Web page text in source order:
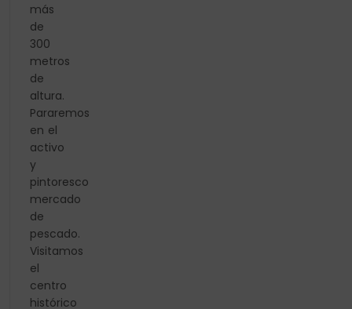
más
de
300
metros
de
altura.
Pararemos
en el
activo
y
pintoresco
mercado
de
pescado.
Visitamos
el
centro
histórico